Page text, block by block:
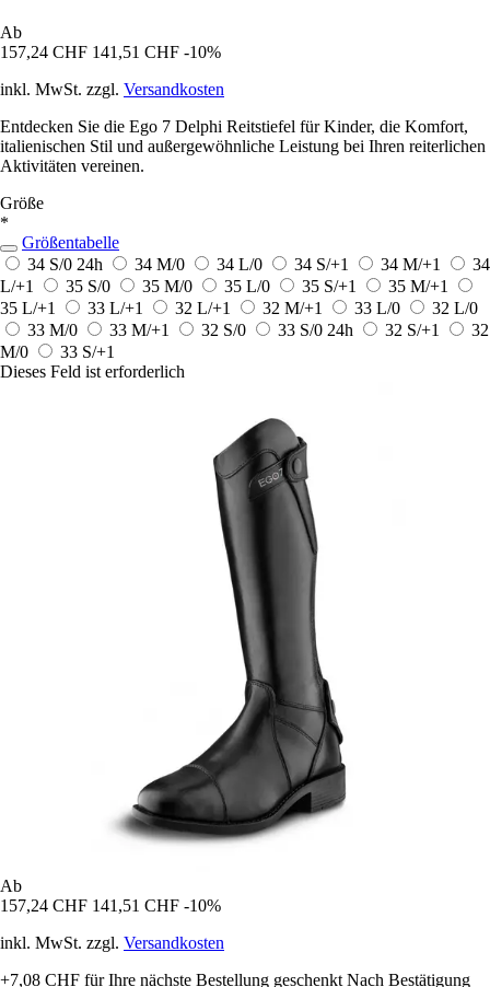
Ab
157,24 CHF 141,51 CHF -10%
inkl. MwSt. zzgl. Versandkosten
Entdecken Sie die Ego 7 Delphi Reitstiefel für Kinder, die Komfort,
italienischen Stil und außergewöhnliche Leistung bei Ihren reiterlichen
Aktivitäten vereinen.
Größe
*
Größentabelle
34 S/0 24h 34 M/0 34 L/0 34 S/+1 34 M/+1
34
L/+1
35 S/0 35 M/0 35 L/0 35 S/+1
35 M/+1
35 L/+1
33 L/+1 32 L/+1 32 M/+1 33 L/0
32 L/0
33 M/0
33 M/+1 32 S/0 33 S/0 24h 32 S/+1
32
M/0
33 S/+1
Dieses Feld ist erforderlich
Ab
157,24 CHF 141,51 CHF -10%
inkl. MwSt. zzgl. Versandkosten
+7,08 CHF für Ihre nächste Bestellung geschenkt Nach Bestätigung